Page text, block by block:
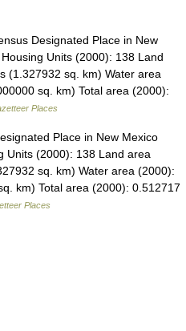
Designated Place in New
Units (2000): 138 Land
(1.327932 sq. km) Water area
sq. km) Total area (2000):
Places
Place in New Mexico
Units (2000): 138 Land area
sq. km) Water area (2000):
km) Total area (2000): 0.512717
Places